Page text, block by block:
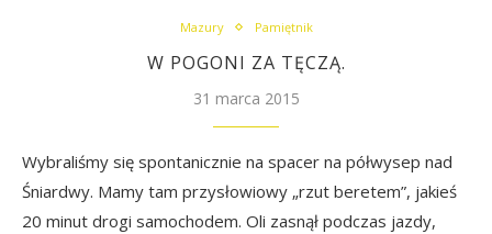
Mazury Pamiętnik
W POGONI ZA TĘCZĄ.
31 marca 2015
Wybraliśmy się spontanicznie na spacer na półwysep nad
Śniardwy. Mamy tam przysłowiowy „rzut beretem”, jakieś
20 minut drogi samochodem. Oli zasnął podczas jazdy,